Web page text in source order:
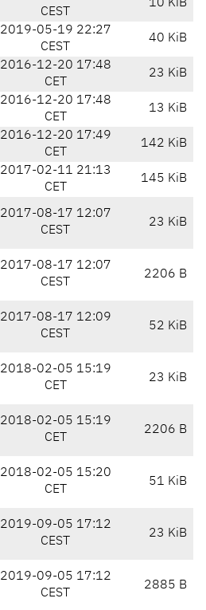
CEST
10 KiB
2019-05-19 22:27
CEST
40 KiB
2016-12-20 17:48
CET
23 KiB
2016-12-20 17:48
CET
13 KiB
2016-12-20 17:49
CET
142 KiB
2017-02-11 21:13
CET
145 KiB
2017-08-17 12:07
CEST
23 KiB
2017-08-17 12:07
CEST
2206 B
2017-08-17 12:09
CEST
52 KiB
2018-02-05 15:19
CET
23 KiB
2018-02-05 15:19
CET
2206 B
2018-02-05 15:20
CET
51 KiB
2019-09-05 17:12
CEST
23 KiB
2019-09-05 17:12
CEST
2885 B